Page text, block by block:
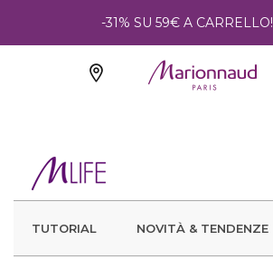
-31% SU 59€ A CARRELLO!
TUTORIAL NOVITÀ & TENDENZE